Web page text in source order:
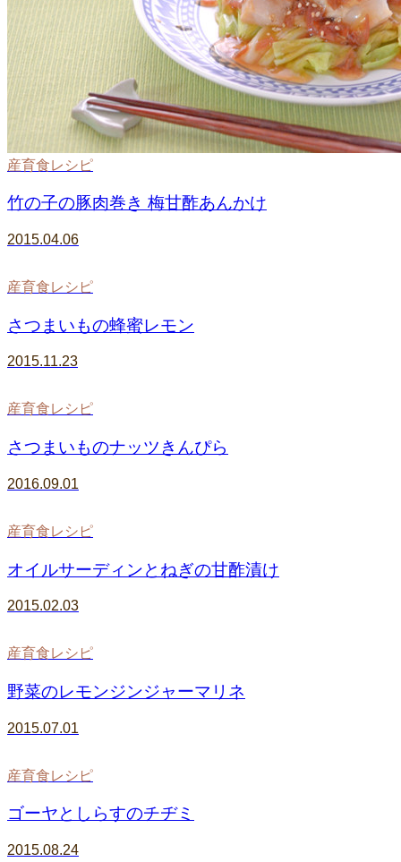
産育食レシピ
竹の子の豚肉巻き 梅甘酢あんかけ
2015.04.06
産育食レシピ
さつまいもの蜂蜜レモン
2015.11.23
産育食レシピ
さつまいものナッツきんぴら
2016.09.01
産育食レシピ
オイルサーディンとねぎの甘酢漬け
2015.02.03
産育食レシピ
野菜のレモンジンジャーマリネ
2015.07.01
産育食レシピ
ゴーヤとしらすのチヂミ
2015.08.24